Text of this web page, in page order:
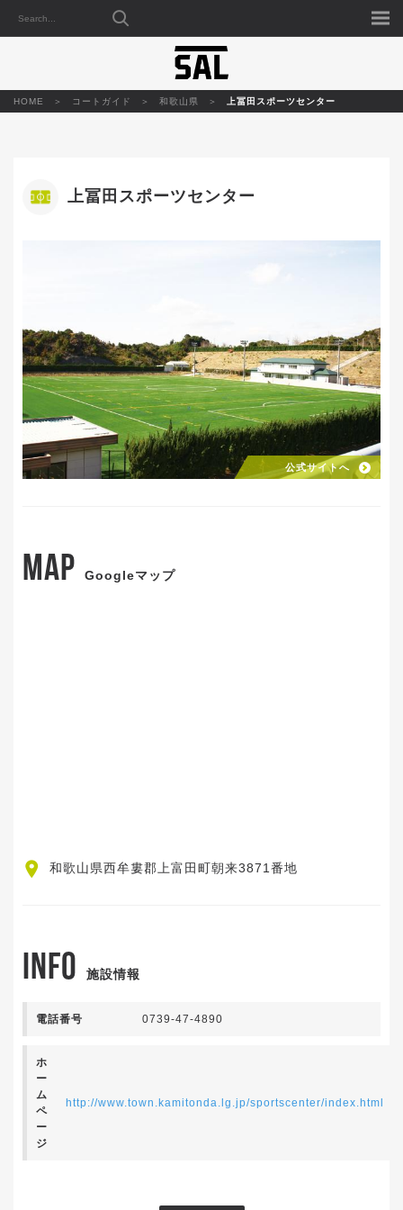
HOME コートガイド 和歌山県 上冨田スポーツセンター
上冨田スポーツセンター
公式サイトへ
MAP Googleマップ
和歌山県西牟婁郡上富田町朝来3871番地
INFO 施設情報
電話番号 0739-47-4890
ホ
ー
ム
ペ
ー
ジ
http://www.town.kamitonda.lg.jp/sportscenter/index.html